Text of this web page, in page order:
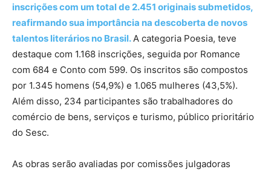
inscrições com um total de 2.451 originais submetidos,
reafirmando sua importância na descoberta de novos
talentos literários no Brasil. A categoria Poesia, teve
destaque com 1.168 inscrições, seguida por Romance
com 684 e Conto com 599.​ Os inscritos são compostos
por 1.345 homens (54,9%) e 1.065 mulheres (43,5%).
Além disso, 234 participantes são trabalhadores do
comércio de bens, serviços e turismo, público prioritário
do Sesc.
As obras serão avaliadas por comissões julgadoras